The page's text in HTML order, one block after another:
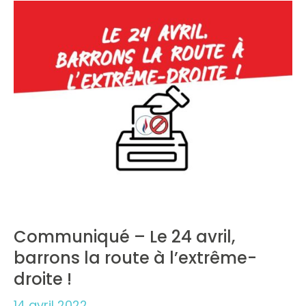
Communiqué – Le 24 avril,
barrons la route à l’extrême-
droite !